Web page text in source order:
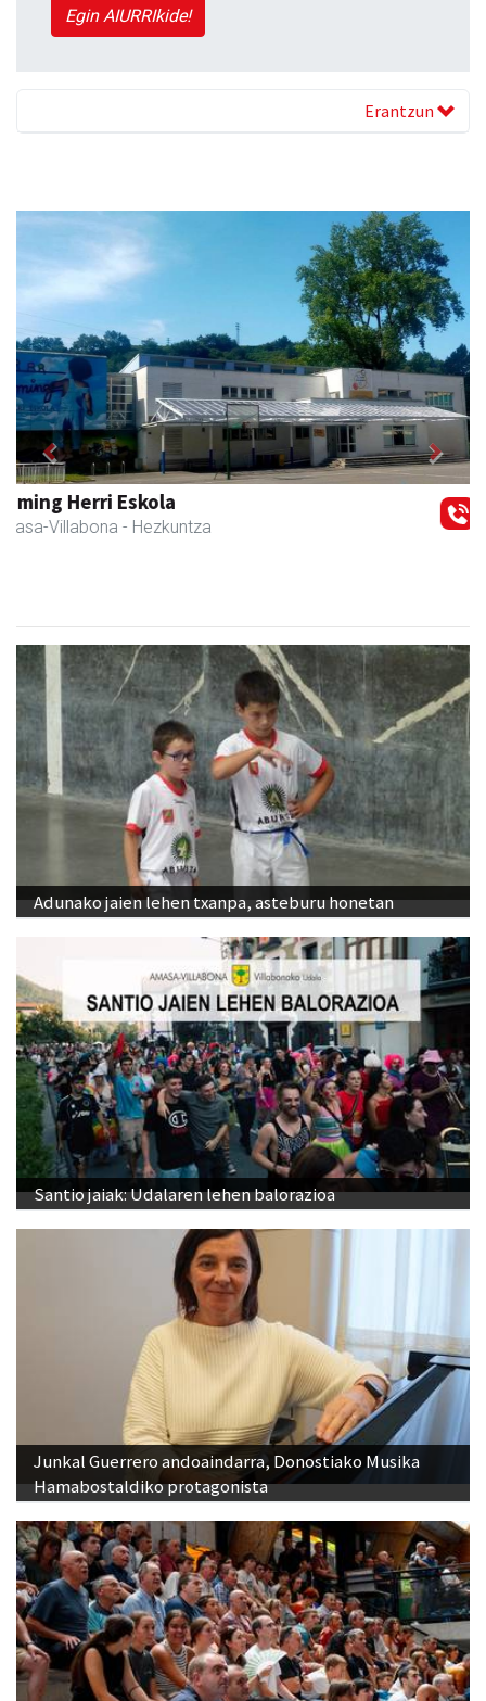
Egin AIURRIkide!
Erantzun
Sahatsa belar-denda eta dietetika zentrua
Amasa-Villabona - Belar-denda
Previous Next
Adunako jaien lehen txanpa, asteburu honetan
Santio jaiak: Udalaren lehen balorazioa
Junkal Guerrero andoaindarra, Donostiako Musika
Hamabostaldiko protagonista